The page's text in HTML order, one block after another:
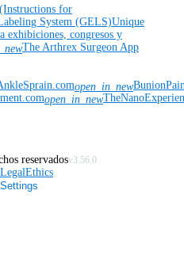
for
System (GELS)Unique
exhibiciones, congresos y
The Arthrex Surgeon App
open_in_new
open_in_new
reservadosv3.56.0
Ethics